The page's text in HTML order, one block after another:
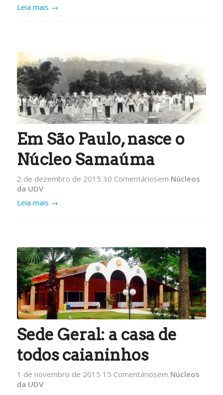
Leia mais →
Em São Paulo, nasce o
Núcleo Samaúma
2 de dezembro de 2015 30 Comentáriosem Núcleos
da UDV
Leia mais →
Sede Geral: a casa de
todos caianinhos
1 de novembro de 2015 15 Comentáriosem Núcleos
da UDV